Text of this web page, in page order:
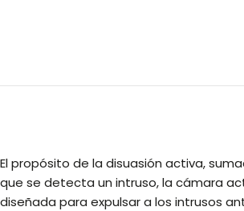
El propósito de la disuasión activa,
que se detecta un intruso, la cámara
diseñada para expulsar a los intrusos